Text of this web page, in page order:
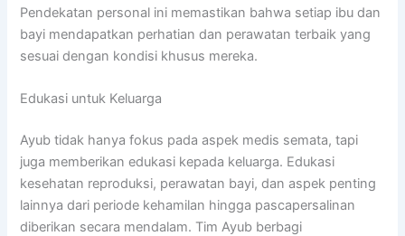
Pendekatan personal ini memastikan bahwa setiap ibu dan
bayi mendapatkan perhatian dan perawatan terbaik yang
sesuai dengan kondisi khusus mereka.
Edukasi untuk Keluarga
Ayub tidak hanya fokus pada aspek medis semata, tapi
juga memberikan edukasi kepada keluarga. Edukasi
kesehatan reproduksi, perawatan bayi, dan aspek penting
lainnya dari periode kehamilan hingga pascapersalinan
diberikan secara mendalam. Tim Ayub berbagi